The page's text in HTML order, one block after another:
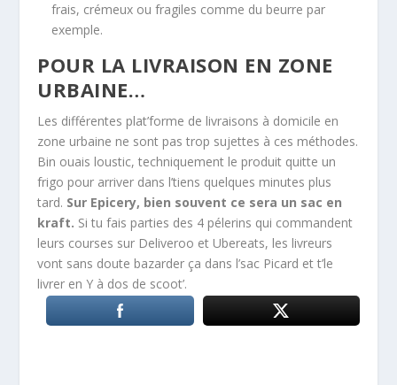
frais, crémeux ou fragiles comme du beurre par
exemple.
POUR LA LIVRAISON EN ZONE
URBAINE…
Les différentes plat’forme de livraisons à domicile en
zone urbaine ne sont pas trop sujettes à ces méthodes.
Bin ouais loustic, techniquement le produit quitte un
frigo pour arriver dans l’tiens quelques minutes plus
tard. Sur Epicery, bien souvent ce sera un sac en
kraft. Si tu fais parties des 4 pélerins qui commandent
leurs courses sur Deliveroo et Ubereats, les livreurs
vont sans doute bazarder ça dans l’sac Picard et t’le
livrer en Y à dos de scoot’.